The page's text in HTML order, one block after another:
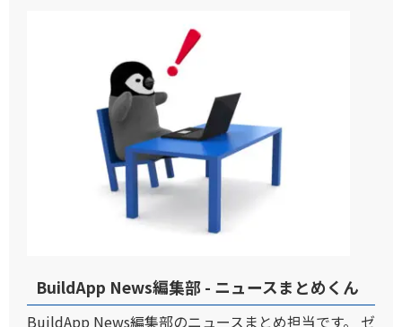
BuildApp News編集部 - ニュースまとめくん
BuildApp News編集部のニュースまとめ担当です。 ゼ